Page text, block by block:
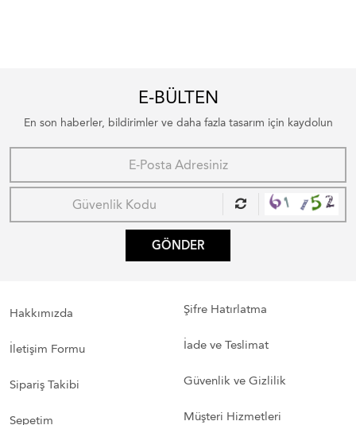
E-BÜLTEN
En son haberler, bildirimler ve daha fazla tasarım için kaydolun
GÖNDER
Hakkımızda
İletişim Formu
Sipariş Takibi
Sepetim
Şifre Hatırlatma
İade ve Teslimat
Güvenlik ve Gizlilik
Müşteri Hizmetleri